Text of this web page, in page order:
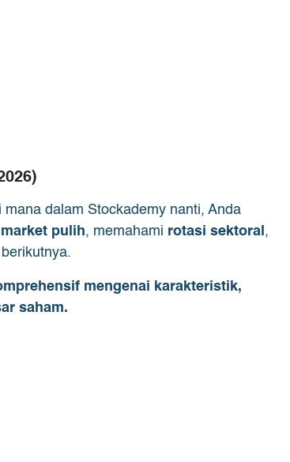
mana dalam Stockademy nanti, Anda
pulih, memahami rotasi sektoral ,
mengenai karakteristik,
saham.